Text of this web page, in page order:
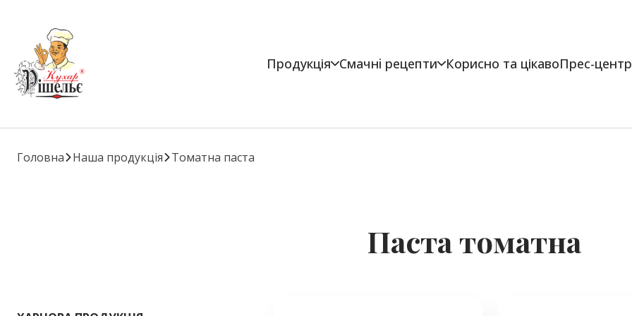
Продукція Смачнi рецепти Корисно та цікавоПрес-центр
Головна Наша продукція Томатна паста
Паста томатна